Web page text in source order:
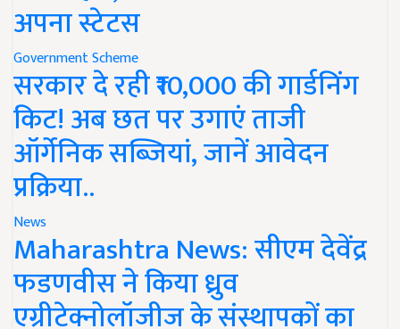
अपना स्टेटस
Government Scheme
सरकार दे रही ₹10,000 की गार्डनिंग
किट! अब छत पर उगाएं ताजी
ऑर्गेनिक सब्जियां, जानें आवेदन
प्रक्रिया..
News
Maharashtra News: सीएम देवेंद्र
फडणवीस ने किया ध्रुव
एग्रीटेक्नोलॉजीज के संस्थापकों का